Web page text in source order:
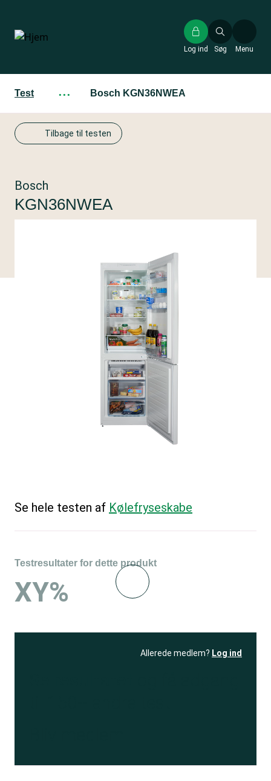
hovedindhold
Søg
Log ind Menu
Test ··· Bosch KGN36NWEA
Tilbage til testen
Bosch
KGN36NWEA
Se hele testen af Kølefryseskabe
Testresultater for dette produkt
XY%
Allerede medlem? Log ind